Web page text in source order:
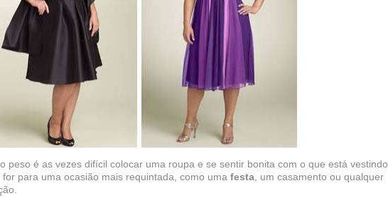
peso é as vezes difícil colocar uma roupa e se sentir bonita com o que está vestindo,
para uma ocasião mais requintada, como uma festa , um casamento ou qualquer